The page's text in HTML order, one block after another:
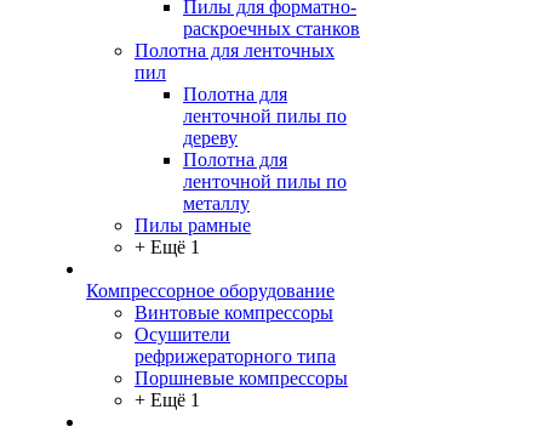
Пилы для форматно-
раскроечных станков
Полотна для ленточных
пил
Полотна для
ленточной пилы по
дереву
Полотна для
ленточной пилы по
металлу
Пилы рамные
+ Ещё 1
Компрессорное оборудование
Винтовые компрессоры
Осушители
рефрижераторного типа
Поршневые компрессоры
+ Ещё 1